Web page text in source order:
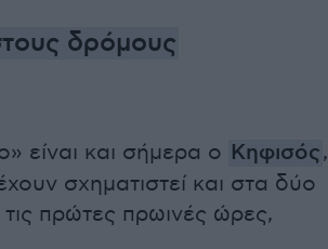
δρόμους
είναι και σήμερα ο Κηφισός,
σχηματιστεί και στα δύο
πρώτες πρωινές ώρες,